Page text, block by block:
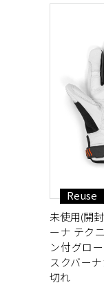
Reuse
未使用(開
ーナ テク
ン付グロ
スクバー
切れ